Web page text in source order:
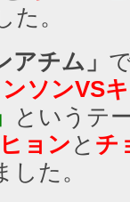
。
アチム」
ソンVS
というテ
ョン と チ
た。